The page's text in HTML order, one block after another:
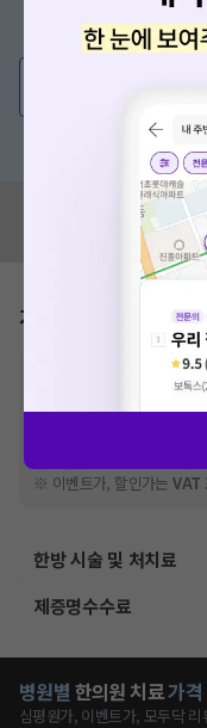
증상/치
의
혹은, 의료상
혹시 잘못된 병원
모두닥 팀에 알려주세
가격표
비급여 항목의 경우,추가
한 가격은 해당 의료기관에
※급여 항목의 경우,건강
격입니다. (진료와 연관된
※ 이벤트가, 할인가는VAT
한방 시술 및 처치료
제증명수수료
병원별 한의원 치료가격
심평원가, 이벤트가, 모두닥 리